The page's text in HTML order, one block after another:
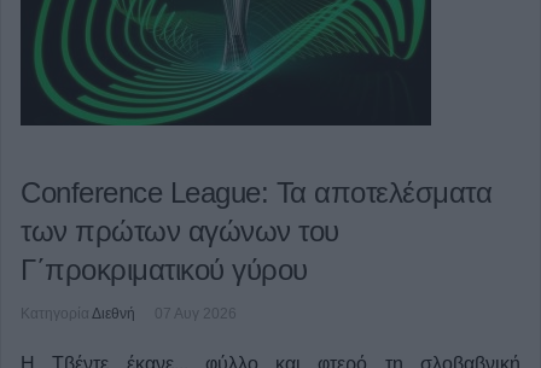
Conference League: Τα αποτελέσματα
των πρώτων αγώνων του
Γ΄προκριματικού γύρου
Κατηγορία Διεθνή 07 Αυγ 2026
Η Τβέντε έκανε... φύλλο και φτερό τη σλοβαβνική